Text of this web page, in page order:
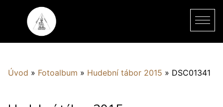
Úvod » Fotoalbum » Hudební tábor 2015 » DSC01341